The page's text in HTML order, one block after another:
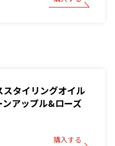
スタイリングオイル
ンアップル&ローズ
購入する